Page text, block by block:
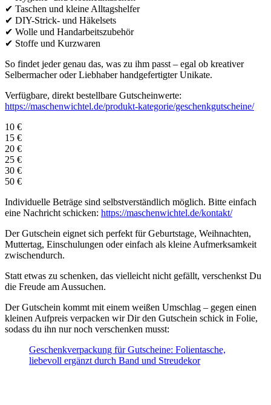
✔ Taschen und kleine Alltagshelfer
✔ DIY-Strick- und Häkelsets
✔ Wolle und Handarbeitszubehör
✔ Stoffe und Kurzwaren
So findet jeder genau das, was zu ihm passt – egal ob kreativer
Selbermacher oder Liebhaber handgefertigter Unikate.
Verfügbare, direkt bestellbare Gutscheinwerte:
https://maschenwichtel.de/produkt-kategorie/geschenkgutscheine/
10 €
15 €
20 €
25 €
30 €
50 €
Individuelle Beträge sind selbstverständlich möglich. Bitte einfach
eine Nachricht schicken: https://maschenwichtel.de/kontakt/
Der Gutschein eignet sich perfekt für Geburtstage, Weihnachten,
Muttertag, Einschulungen oder einfach als kleine Aufmerksamkeit
zwischendurch.
Statt etwas zu schenken, das vielleicht nicht gefällt, verschenkst Du
die Freude am Aussuchen.
Der Gutschein kommt mit einem weißen Umschlag – gegen einen
kleinen Aufpreis verpacken wir Dir den Gutschein schick in Folie,
sodass du ihn nur noch verschenken musst:
Geschenkverpackung für Gutscheine: Folientasche,
liebevoll ergänzt durch Band und Streudekor